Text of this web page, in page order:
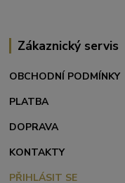
Zákaznický servis
OBCHODNÍ PODMÍNKY
PLATBA
DOPRAVA
KONTAKTY
PŘIHLÁSIT SE